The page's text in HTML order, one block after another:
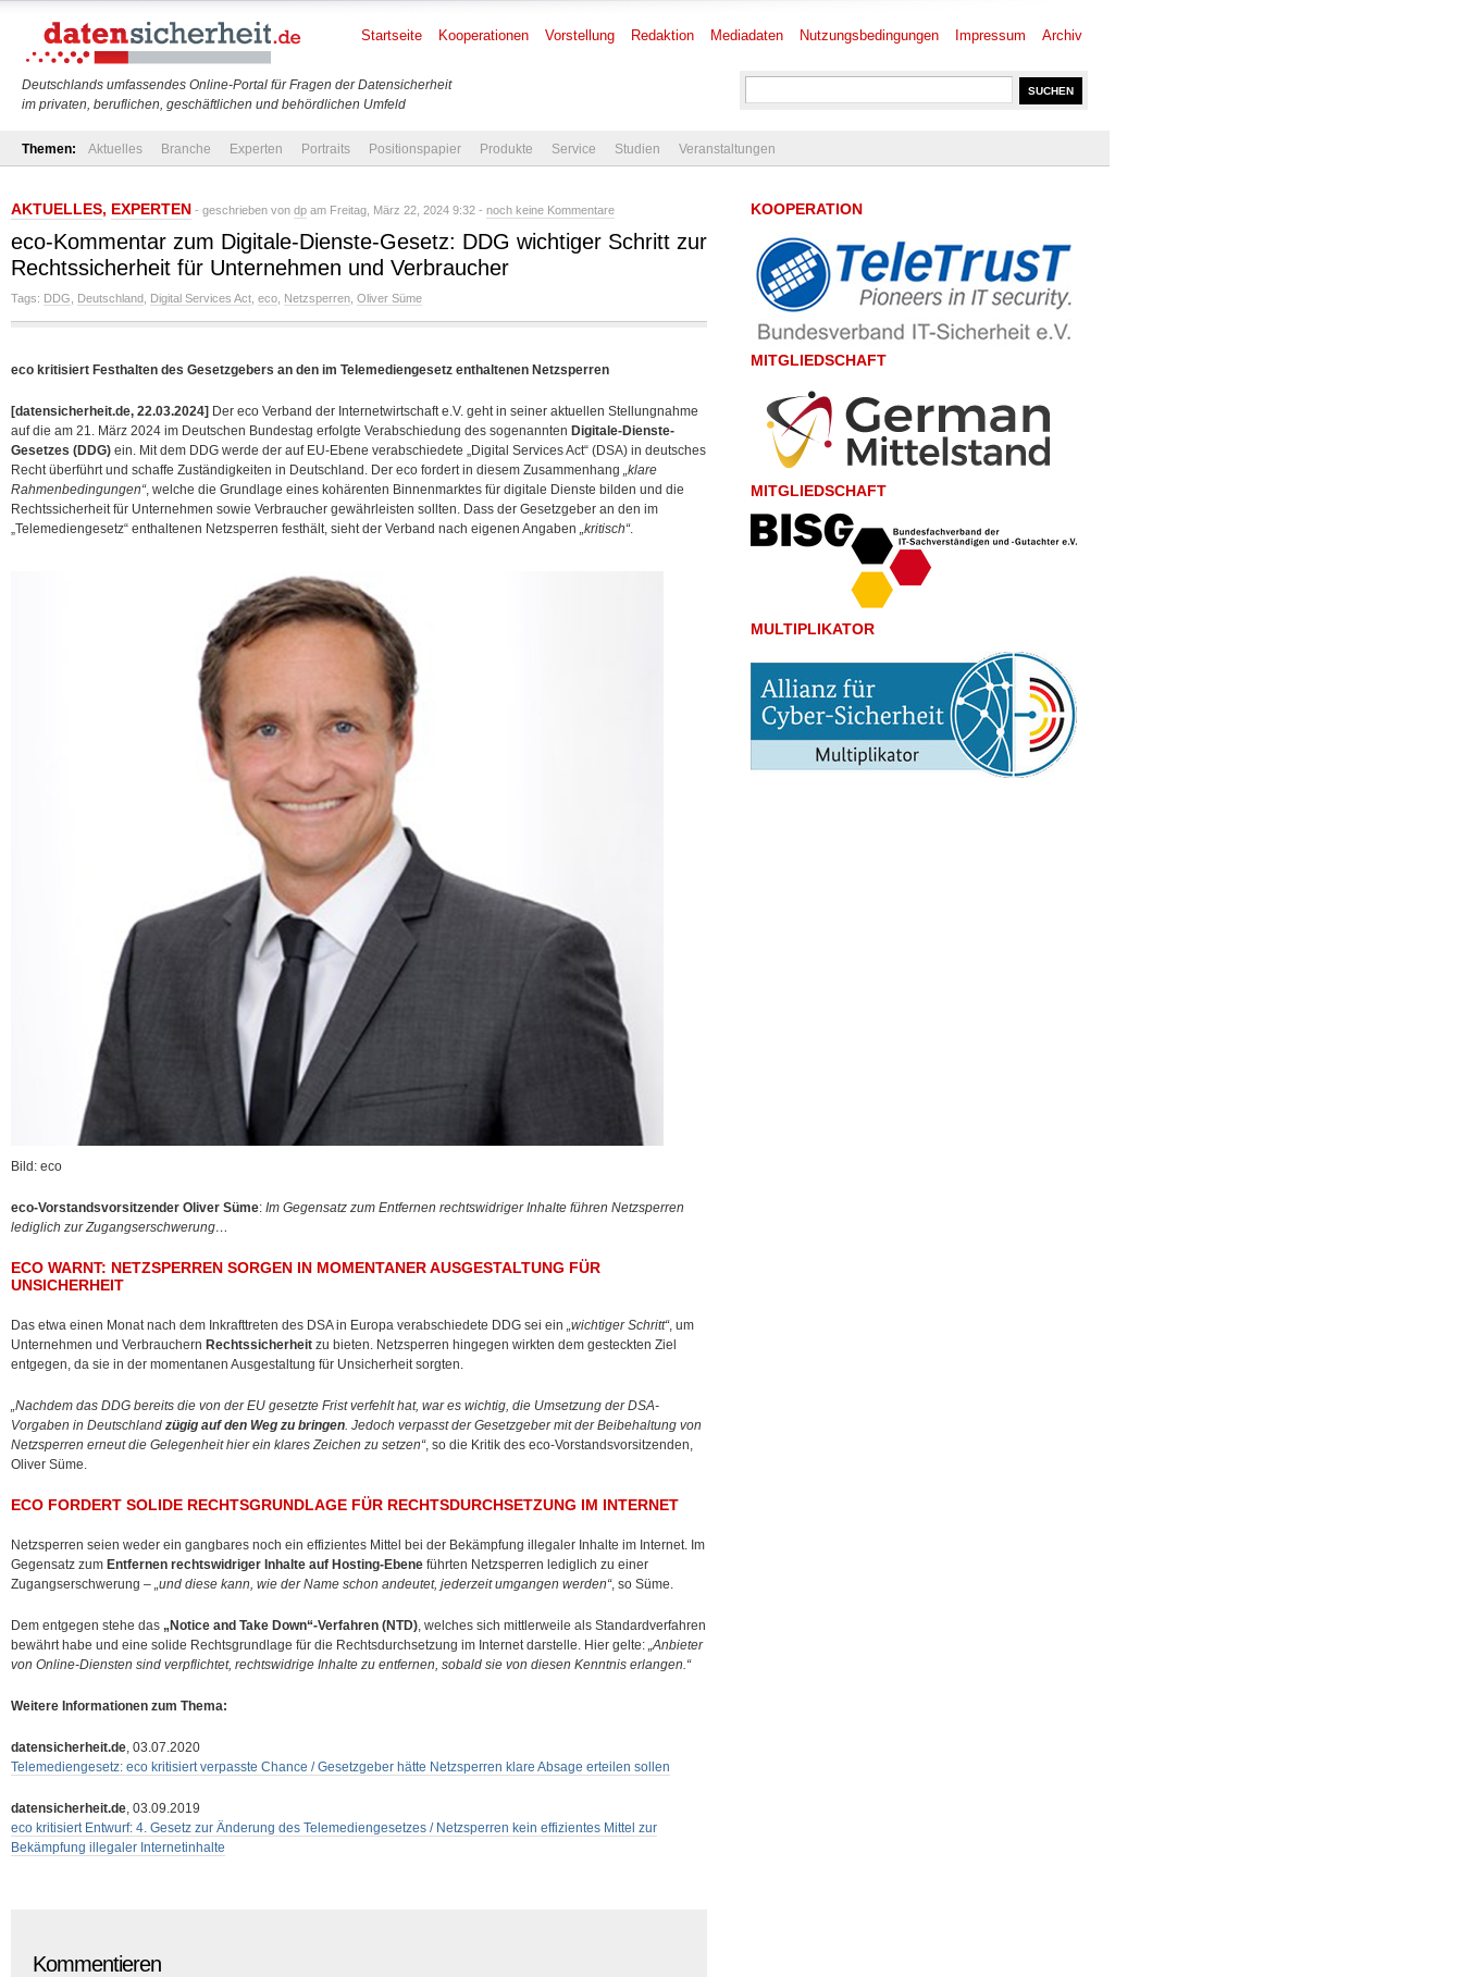
Deutschlands umfassendes Online-Portal für Fragen der Datensicherheit
im privaten, beruflichen, geschäftlichen und behördlichen Umfeld
Startseite Kooperationen Vorstellung Redaktion Mediadaten Nutzungsbedingungen Impressum Archiv
Themen: Aktuelles Branche Experten Portraits Positionspapier Produkte Service Studien Veranstaltungen
AKTUELLES, EXPERTEN - geschrieben von dp am Freitag, März 22, 2024 9:32 - noch keine Kommentare
eco-Kommentar zum Digitale-Dienste-Gesetz: DDG wichtiger Schritt zur
Rechtssicherheit für Unternehmen und Verbraucher
Tags: DDG Deutschland Digital Services Act eco Netzsperren Oliver Süme
eco kritisiert Festhalten des Gesetzgebers an den im Telemediengesetz enthaltenen Netzsperren
[datensicherheit.de, 22.03.2024] Der eco Verband der Internetwirtschaft e.V. geht in seiner aktuellen Stellungnahme
auf die am 21. März 2024 im Deutschen Bundestag erfolgte Verabschiedung des sogenannten Digitale-Dienste-
Gesetzes (DDG) ein. Mit dem DDG werde der auf EU-Ebene verabschiedete „Digital Services Act“ (DSA) in deutsches
Recht überführt und schaffe Zuständigkeiten in Deutschland. Der eco fordert in diesem Zusammenhang „klare
Rahmenbedingungen“, welche die Grundlage eines kohärenten Binnenmarktes für digitale Dienste bilden und die
Rechtssicherheit für Unternehmen sowie Verbraucher gewährleisten sollten. Dass der Gesetzgeber an den im
„Telemediengesetz“ enthaltenen Netzsperren festhält, sieht der Verband nach eigenen Angaben „kritisch“.
Bild: eco
eco-Vorstandsvorsitzender Oliver Süme: Im Gegensatz zum Entfernen rechtswidriger Inhalte führen Netzsperren
lediglich zur Zugangserschwerung…
ECO WARNT: NETZSPERREN SORGEN IN MOMENTANER AUSGESTALTUNG FÜR
UNSICHERHEIT
Das etwa einen Monat nach dem Inkrafttreten des DSA in Europa verabschiedete DDG sei ein „wichtiger Schritt“, um
Unternehmen und Verbrauchern Rechtssicherheit zu bieten. Netzsperren hingegen wirkten dem gesteckten Ziel
entgegen, da sie in der momentanen Ausgestaltung für Unsicherheit sorgten.
„Nachdem das DDG bereits die von der EU gesetzte Frist verfehlt hat, war es wichtig, die Umsetzung der DSA-
Vorgaben in Deutschland zügig auf den Weg zu bringen. Jedoch verpasst der Gesetzgeber mit der Beibehaltung von
Netzsperren erneut die Gelegenheit hier ein klares Zeichen zu setzen“, so die Kritik des eco-Vorstandsvorsitzenden,
Oliver Süme.
ECO FORDERT SOLIDE RECHTSGRUNDLAGE FÜR RECHTSDURCHSETZUNG IM INTERNET
Netzsperren seien weder ein gangbares noch ein effizientes Mittel bei der Bekämpfung illegaler Inhalte im Internet. Im
Gegensatz zum Entfernen rechtswidriger Inhalte auf Hosting-Ebene führten Netzsperren lediglich zu einer
Zugangserschwerung – „und diese kann, wie der Name schon andeutet, jederzeit umgangen werden“, so Süme.
Dem entgegen stehe das „Notice and Take Down“-Verfahren (NTD), welches sich mittlerweile als Standardverfahren
bewährt habe und eine solide Rechtsgrundlage für die Rechtsdurchsetzung im Internet darstelle. Hier gelte: „Anbieter
von Online-Diensten sind verpflichtet, rechtswidrige Inhalte zu entfernen, sobald sie von diesen Kenntnis erlangen.“
Weitere Informationen zum Thema:
datensicherheit.de, 03.07.2020
Telemediengesetz: eco kritisiert verpasste Chance / Gesetzgeber hätte Netzsperren klare Absage erteilen sollen
datensicherheit.de, 03.09.2019
eco kritisiert Entwurf: 4. Gesetz zur Änderung des Telemediengesetzes / Netzsperren kein effizientes Mittel zur
Bekämpfung illegaler Internetinhalte
Kommentieren
KOOPERATION
MITGLIEDSCHAFT
MITGLIEDSCHAFT
MULTIPLIKATOR